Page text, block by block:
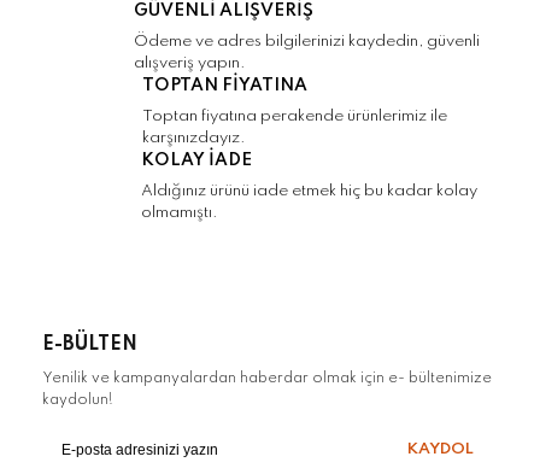
Gönder
GÜVENLİ ALIŞVERİŞ
Ödeme ve adres bilgilerinizi kaydedin, güvenli
alışveriş yapın.
TOPTAN FİYATINA
Toptan fiyatına perakende ürünlerimiz ile
karşınızdayız.
KOLAY İADE
Aldığınız ürünü iade etmek hiç bu kadar kolay
olmamıştı.
E-BÜLTEN
Yenilik ve kampanyalardan haberdar olmak için e- bültenimize
kaydolun!
KAYDOL